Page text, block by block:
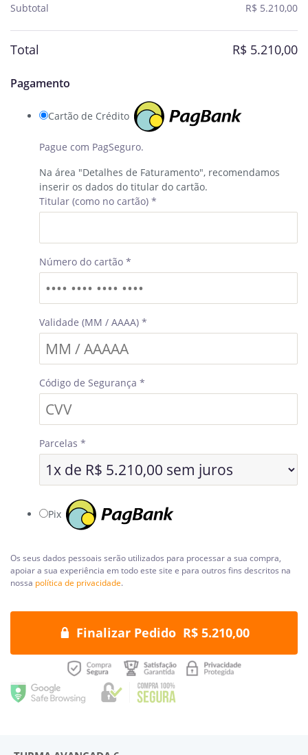
Subtotal R$ 5.210,00
Total R$ 5.210,00
Pagamento
Cartão de Crédito
Pague com PagSeguro.
Na área "Detalhes de Faturamento", recomendamos
inserir os dados do titular do cartão.
Titular (como no cartão) *
Número do cartão *
Validade (MM / AAAA) *
Código de Segurança *
Parcelas *
Pix
Os seus dados pessoais serão utilizados para processar a sua compra,
apoiar a sua experiência em todo este site e para outros fins descritos na
nossa política de privacidade.
Finalizar Pedido R$ 5.210,00